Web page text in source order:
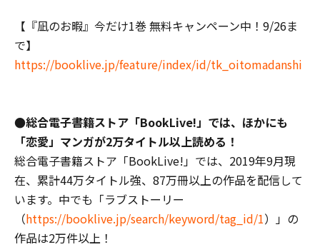
【『凪のお暇』今だけ1巻 無料キャンペーン中！9/26ま
で】
https://booklive.jp/feature/index/id/tk_oitomadanshi
●総合電子書籍ストア「BookLive!」では、ほかにも
「恋愛」マンガが2万タイトル以上読める！
総合電子書籍ストア「BookLive!」では、2019年9月現
在、累計44万タイトル強、87万冊以上の作品を配信して
います。中でも「ラブストーリー
（https://booklive.jp/search/keyword/tag_id/1）」の
作品は2万件以上！